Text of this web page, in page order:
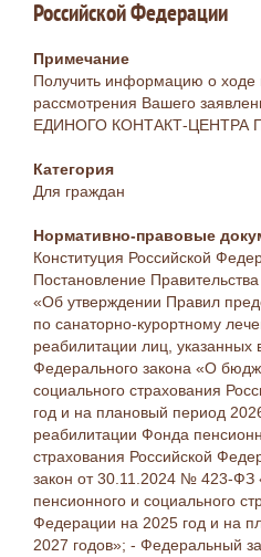
Российской Федерации
Примечание
Получить информацию о ходе
рассмотрения Вашего
ЕДИНОГО КОНТАКТ-ЦЕНТРА
Категория
Для граждан
Нормативно-правовые
Конституция Российской
Постановление
«Об утверждении Правил
по санаторно-курортному
реабилитации лиц, указанных
Федерального закона «О
социального страхования
год и на плановый период
реабилитации Фонда
страхования Российской
закон от 30.11.2024 № 423-
пенсионного и социального
Федерации на 2025 год и на
2027 годов»; - Федеральный